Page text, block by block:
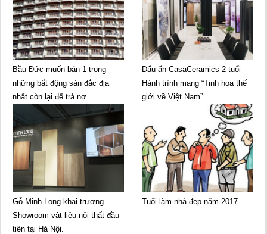
Bầu Đức muốn bán 1 trong
những bất động sản đắc địa
nhất còn lại để trả nợ
Dấu ấn CasaCeramics 2 tuổi -
Hành trình mang “Tinh hoa thế
giới về Việt Nam”
Gỗ Minh Long khai trương
Showroom vật liệu nội thất đầu
tiên tại Hà Nội.
Tuổi làm nhà đẹp năm 2017